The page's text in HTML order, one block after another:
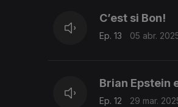
C’est si Bon!
Ep. 13 05 abr.
Brian Epstein
Ep. 12 29 mar.